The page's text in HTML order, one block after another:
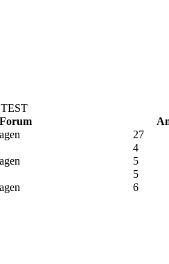
TEST
Forum
27
4
5
5
6